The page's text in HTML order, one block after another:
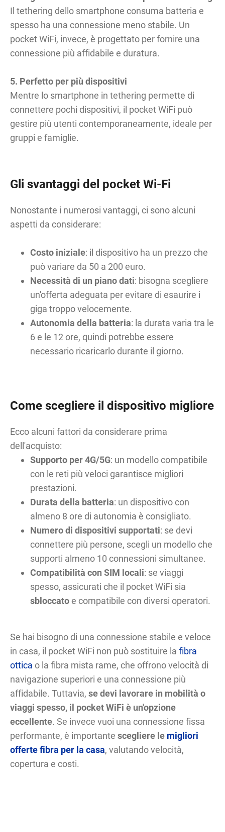
Il tethering dello smartphone consuma batteria e
spesso ha una connessione meno stabile. Un
pocket WiFi, invece, è progettato per fornire una
connessione più affidabile e duratura.
5. Perfetto per più dispositivi
Mentre lo smartphone in tethering permette di
connettere pochi dispositivi, il pocket WiFi può
gestire più utenti contemporaneamente, ideale per
gruppi e famiglie.
Gli svantaggi del pocket Wi-Fi
Nonostante i numerosi vantaggi, ci sono alcuni
aspetti da considerare:
Costo iniziale: il dispositivo ha un prezzo che
può variare da 50 a 200 euro.
Necessità di un piano dati: bisogna scegliere
un'offerta adeguata per evitare di esaurire i
giga troppo velocemente.
Autonomia della batteria: la durata varia tra le
6 e le 12 ore, quindi potrebbe essere
necessario ricaricarlo durante il giorno.
Come scegliere il dispositivo migliore
Ecco alcuni fattori da considerare prima
dell'acquisto:
Supporto per 4G/5G: un modello compatibile
con le reti più veloci garantisce migliori
prestazioni.
Durata della batteria: un dispositivo con
almeno 8 ore di autonomia è consigliato.
Numero di dispositivi supportati: se devi
connettere più persone, scegli un modello che
supporti almeno 10 connessioni simultanee.
Compatibilità con SIM locali: se viaggi
spesso, assicurati che il pocket WiFi sia
sbloccatoe compatibile con diversi operatori.
Se hai bisogno di una connessione stabile e veloce
in casa, il pocket WiFi non può sostituire lafibra
ottica o la fibra mista rame, che offrono velocità di
navigazione superiori e una connessione più
affidabile. Tuttavia,se devi lavorare in mobilità o
viaggi spesso, il pocket WiFi è un'opzione
eccellente. Se invece vuoi una connessione fissa
performante, è importantescegliere le migliori
offerte fibra per la casa, valutando velocità,
copertura e costi.